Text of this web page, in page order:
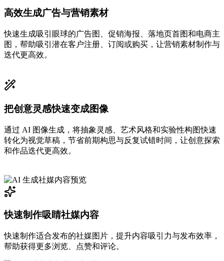
高效生成广告与营销素材
快速生成吸引眼球的广告图、促销海报、落地页首图和电商主
图，帮助吸引潜在客户注册、订阅或购买，让营销素材制作与
迭代更高效。
把创意灵感快速变成图像
通过 AI 图像生成，将抽象灵感、艺术风格和实验性构图快速
转化为视觉草稿，节省前期构思与反复试错时间，让创意探索
和作品迭代更高效。
快速制作吸睛社媒内容
快速制作适合发布的社媒图片，提升内容吸引力与发布效率，
帮助获得更多浏览、点赞和评论。